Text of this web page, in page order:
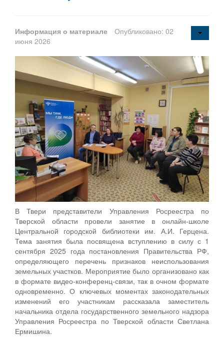
Информация о материале
Опубликовано: 02
июня 2026
В Твери представители Управления Росреестра по
Тверской области провели занятие в онлайн-школе
Центральной городской библиотеки им. А.И. Герцена.
Тема занятия была посвящена вступлению в силу с 1
сентября 2025 года постановления Правительства РФ,
определяющего перечень признаков неиспользования
земельных участков. Мероприятие было организовано как
в формате видео-конференц-связи, так в очном формате
одновременно. О ключевых моментах законодательных
изменений его участникам рассказала заместитель
начальника отдела государственного земельного надзора
Управления Росреестра по Тверской области Светлана
Ермишина.